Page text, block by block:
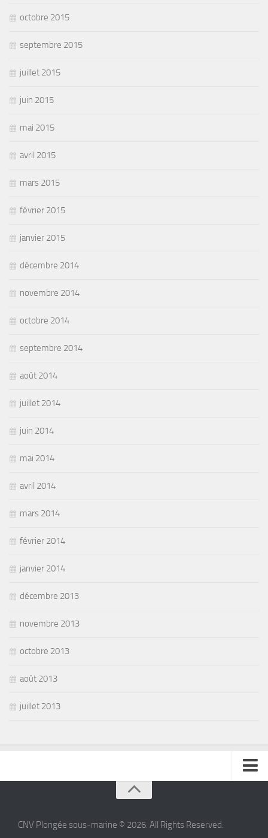
octobre 2015
septembre 2015
juillet 2015
juin 2015
mai 2015
avril 2015
mars 2015
février 2015
janvier 2015
décembre 2014
novembre 2014
octobre 2014
septembre 2014
août 2014
juillet 2014
juin 2014
mai 2014
avril 2014
mars 2014
février 2014
janvier 2014
décembre 2013
novembre 2013
octobre 2013
août 2013
juillet 2013
CNV Plongée sous-marine © 2026. All Rights Reserved.